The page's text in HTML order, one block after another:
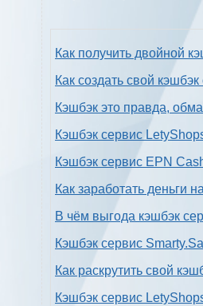
Как получить двойной
Как создать свой
Кэшбэк это правда,
Кэшбэк сервис
Кэшбэк сервис EPN
Как заработать деньги
В чём выгода кэшбэк
Кэшбэк сервис
Как раскрутить свой
Кэшбэк сервис